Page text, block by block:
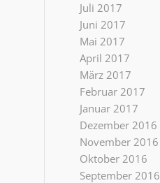
Juli 2017
Juni 2017
Mai 2017
April 2017
März 2017
Februar 2017
Januar 2017
Dezember 2016
November 2016
Oktober 2016
September 2016